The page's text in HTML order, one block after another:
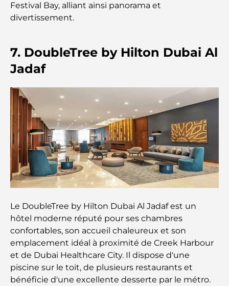
Safari de luxe d'une nuit dans le désert de Dubaï :
Les voitures les plus chères de Tesla : l'innovation
au service de la performance
Restaurants Al Wasl : les restaurants les plus
célèbres de Dubaï
Les 10 pays les plus riches du monde
Activités à faire avec des enfants à Dubaï : un
guide complet pour les familles
Dubaï pour une escapade de luxe
Lieux romantiques à Dubaï pour des moments
inoubliables
Les meilleures options de séjour à Dubaï : Hôtels
et complexes hôteliers de premier plan
Festival Bay, alliant ainsi panorama et
divertissement.
7. DoubleTree by Hilton Dubai Al
Jadaf
Le DoubleTree by Hilton Dubai Al Jadaf est un
hôtel moderne réputé pour ses chambres
confortables, son accueil chaleureux et son
emplacement idéal à proximité de Creek Harbour
et de Dubai Healthcare City. Il dispose d'une
piscine sur le toit, de plusieurs restaurants et
bénéficie d'une excellente desserte par le métro.